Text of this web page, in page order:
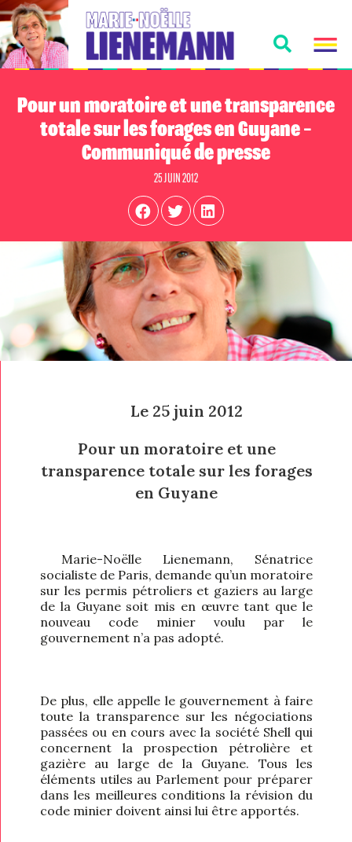
Pour un moratoire et une transparence
totale sur les forages en Guyane –
Communiqué de presse
25 JUIN 2012
Le 25 juin 2012
Pour un moratoire et une
transparence totale sur les forages
en Guyane
Marie-Noëlle Lienemann, Sénatrice
socialiste de Paris, demande qu’un moratoire
sur les permis pétroliers et gaziers au large
de la Guyane soit mis en œuvre tant que le
nouveau code minier voulu par le
gouvernement n’a pas adopté.
De plus, elle appelle le gouvernement à faire
toute la transparence sur les négociations
passées ou en cours avec la société Shell qui
concernent la prospection pétrolière et
gazière au large de la Guyane. Tous les
éléments utiles au Parlement pour préparer
dans les meilleures conditions la révision du
code minier doivent ainsi lui être apportés.